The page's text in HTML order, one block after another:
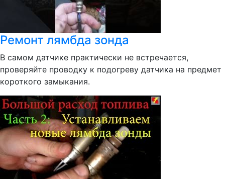
Ремонт лямбда зонда
В самом датчике практически не встречается,
проверяйте проводку к подогреву датчика на предмет
короткого замыкания.